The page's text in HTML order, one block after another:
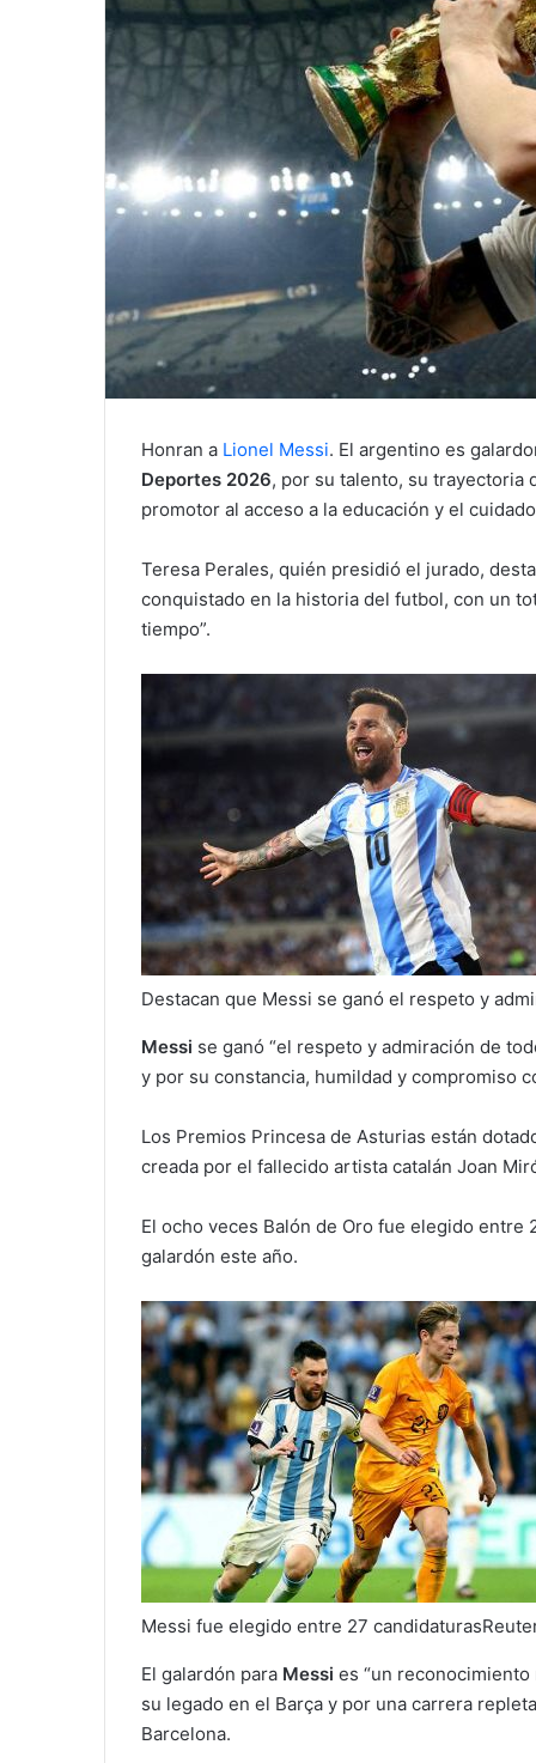
l
Honran a Lionel Messi. El argentino es
Deportes 2026, por su talento, su trayectoria
promotor al acceso a la educación y el
Teresa Perales, quién presidió el jurado,
conquistado en la historia del futbol, con un
tiempo”.
Destacan que Messi se ganó el respeto y
Messi se ganó “el respeto y admiración de
y por su constancia, humildad y compromiso
Los Premios Princesa de Asturias están
creada por el fallecido artista catalán Joan
El ocho veces Balón de Oro fue elegido entre
galardón este año.
Messi fue elegido entre 27
El galardón para Messi es “un
su legado en el Barça y por una carrera
Barcelona.